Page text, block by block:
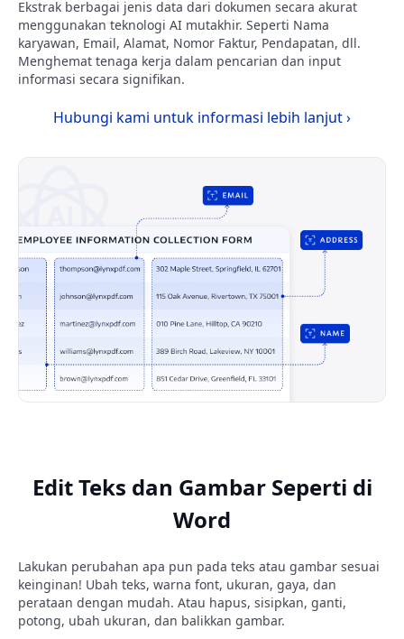
Ekstrak berbagai jenis data dari dokumen secara akurat
menggunakan teknologi AI mutakhir. Seperti Nama
karyawan, Email, Alamat, Nomor Faktur, Pendapatan, dll.
Menghemat tenaga kerja dalam pencarian dan input
informasi secara signifikan.
Hubungi kami untuk informasi lebih lanjut ›
Edit Teks dan Gambar Seperti di
Word
Lakukan perubahan apa pun pada teks atau gambar sesuai
keinginan! Ubah teks, warna font, ukuran, gaya, dan
perataan dengan mudah. Atau hapus, sisipkan, ganti,
potong, ubah ukuran, dan balikkan gambar.